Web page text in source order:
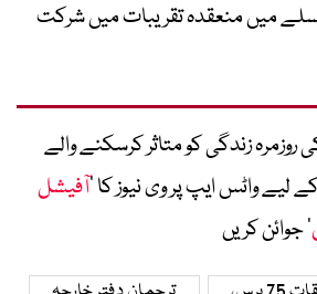
میں منعقدہ تقریبات میں شرکت
روزمرہ زندگی کو متاثر کرسکنے والے
واٹس ایپ پر وی نیوز کا ’آفیشل
‘ جوائن کریں